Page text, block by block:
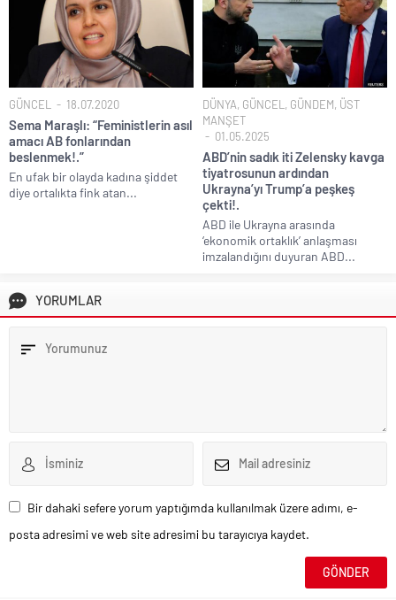
GÜNCEL 18.07.2020
Sema Maraşlı: “Feministlerin asıl
amacı AB fonlarından
beslenmek!.”
En ufak bir olayda kadına şiddet
diye ortalıkta fink atan...
DÜNYA, GÜNCEL , GÜNDEM, ÜST
MANŞET
01.05.2025
ABD’nin sadık iti Zelensky kavga
tiyatrosunun ardından
Ukrayna’yı Trump’a peşkeş
çekti!.
ABD ile Ukrayna arasında
‘ekonomik ortaklık’ anlaşması
imzalandığını duyuran ABD...
YORUMLAR
Bir dahaki sefere yorum yaptığımda kullanılmak üzere adımı, e-
posta adresimi ve web site adresimi bu tarayıcıya kaydet.